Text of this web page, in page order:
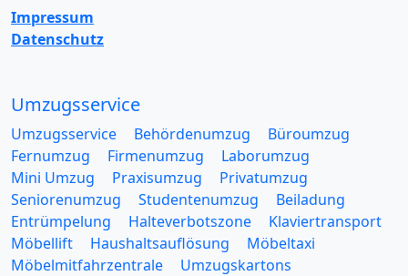
Impressum
Datenschutz
Umzugsservice
Umzugsservice Behördenumzug
Büroumzug
Fernumzug
Firmenumzug
Laborumzug
Mini Umzug
Praxisumzug
Privatumzug
Seniorenumzug
Studentenumzug
Beiladung
Entrümpelung
Halteverbotszone
Klaviertransport
Möbellift
Haushaltsauflösung
Möbeltaxi
Möbelmitfahrzentrale
Umzugskartons